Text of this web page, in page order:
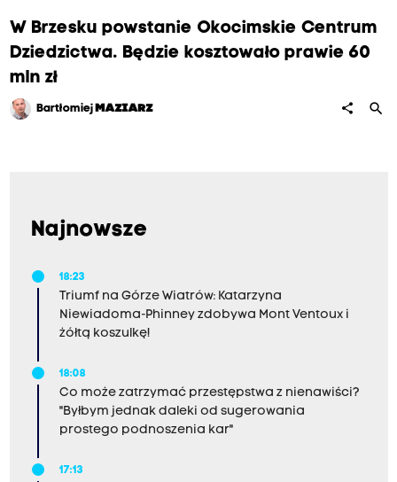
W Brzesku powstanie Okocimskie Centrum
Dziedzictwa. Będzie kosztowało prawie 60
mln zł
Bartłomiej MAZIARZ share search
Najnowsze
18:23
Triumf na Górze Wiatrów: Katarzyna
Niewiadoma-Phinney zdobywa Mont Ventoux i
żółtą koszulkę!
18:08
Co może zatrzymać przestępstwa z nienawiści?
"Byłbym jednak daleki od sugerowania
prostego podnoszenia kar"
17:13